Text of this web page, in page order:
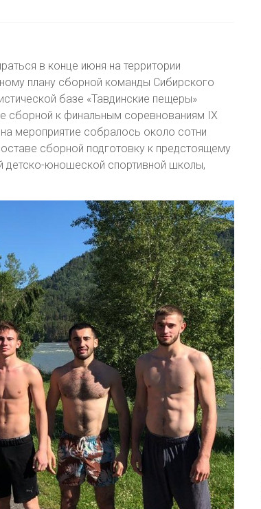
в конце июня на территории
плану сборной команды Сибирского
базе «Тавдинские пещеры»
сборной к финальным соревнованиям IX
мероприятие собралось около сотни
сборной подготовку к предстоящему
детско-юношеской спортивной школы,